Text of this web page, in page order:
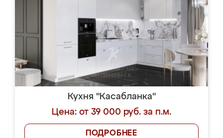
Кухня "Касабланка"
Цена: от 39 000 руб. за п.м.
ПОДРОБНЕЕ